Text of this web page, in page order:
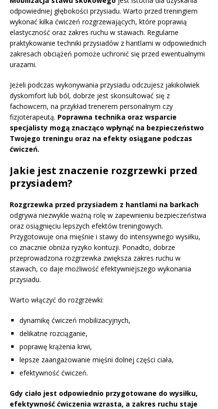
odpowiedniej głębokości przysiadu. Warto przed treningiem
wykonać kilka ćwiczeń rozgrzewających, które poprawią
elastyczność oraz zakres ruchu w stawach. Regularne
praktykowanie techniki przysiadów z hantlami w odpowiednich
zakresach obciążeń pomoże uchronić się przed ewentualnymi
urazami.
Jeżeli podczas wykonywania przysiadu odczujesz jakikolwiek
dyskomfort lub ból, dobrze jest skonsultować się z
fachowcem, na przykład trenerem personalnym czy
fizjoterapeutą. Poprawna technika oraz wsparcie
specjalisty mogą znacząco wpłynąć na bezpieczeństwo
Twojego treningu oraz na efekty osiągane podczas
ćwiczeń.
Jakie jest znaczenie rozgrzewki przed
przysiadem?
Rozgrzewka przed przysiadem z hantlami na barkach
odgrywa niezwykle ważną rolę w zapewnieniu bezpieczeństwa
oraz osiągnięciu lepszych efektów treningowych.
Przygotowuje ona mięśnie i stawy do intensywnego wysiłku,
co znacznie obniża ryzyko kontuzji. Ponadto, dobrze
przeprowadzona rozgrzewka zwiększa zakres ruchu w
stawach, co daje możliwość efektywniejszego wykonania
przysiadu.
Warto włączyć do rozgrzewki:
dynamikę ćwiczeń mobilizacyjnych,
delikatne rozciąganie,
poprawę krążenia krwi,
lepsze zaangażowanie mięśni dolnej części ciała,
efektywność ćwiczeń.
Gdy ciało jest odpowiednio przygotowane do wysiłku,
efektywność ćwiczenia wzrasta, a zakres ruchu staje